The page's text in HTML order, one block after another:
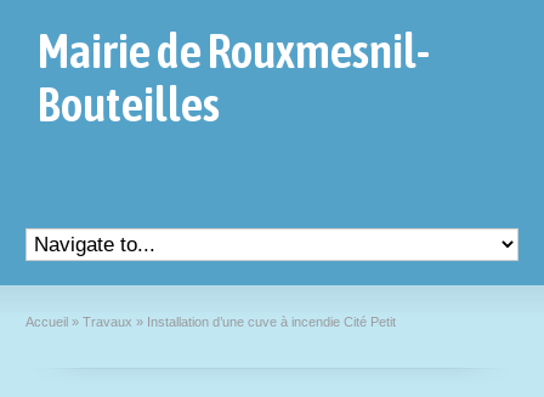
Mairie de Rouxmesnil-
Bouteilles
Accueil » Travaux » Installation d’une cuve à incendie Cité Petit